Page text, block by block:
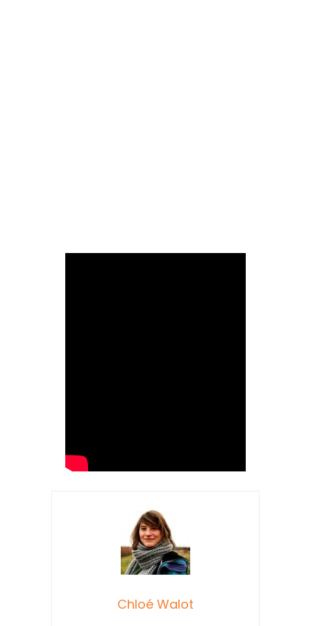
Chloé Walot